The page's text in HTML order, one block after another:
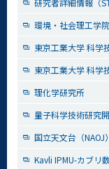
研究者詳細情報（
環境・社会理工学
東京工業大学 科学
東京工業大学 科学
理化学研究所
量子科学技術研究
国立天文台（NAOJ）
Kavli IPMU-カブリ